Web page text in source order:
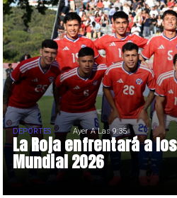
La Roja enfrentará a
Mundial 2026
DEPORTES Ayer A Las 9:35